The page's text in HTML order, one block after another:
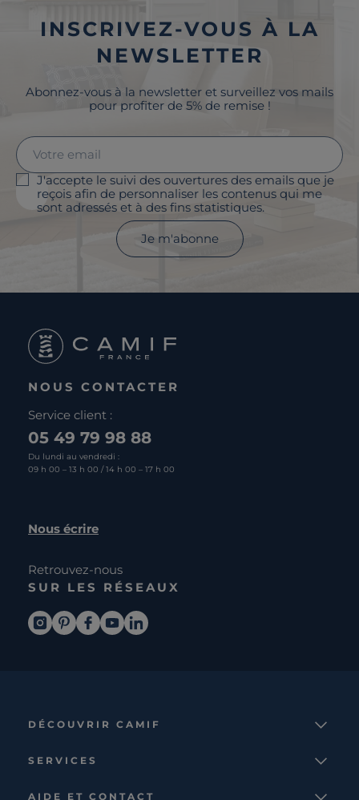
INSCRIVEZ-VOUS À LA
NEWSLETTER
Abonnez-vous à la newsletter et surveillez vos mails
pour profiter de 5% de remise !
J'accepte le suivi des ouvertures des emails que je
reçois afin de personnaliser les contenus qui me
sont adressés et à des fins statistiques.
Je m'abonne
NOUS CONTACTER
Service client :
05 49 79 98 88
Du lundi au vendredi :
09 h 00 – 13 h 00 / 14 h 00 – 17 h 00
Nous écrire
Retrouvez-nous
SUR LES RÉSEAUX
DÉCOUVRIR CAMIF
Nos collections
SERVICES
AIDE ET CONTACT